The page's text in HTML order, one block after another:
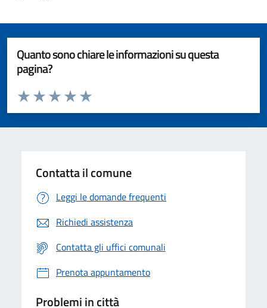
Quanto sono chiare le informazioni su questa
pagina?
Valuta da 1 a 5 stelle la pagina
Valuta 5 stelle su 5
Valuta 4 stelle su 5
Valuta 3 stelle su 5
Valuta 2 stelle su 5
Valuta 1 stelle su 5
Contatta il comune
Leggi le domande frequenti
Richiedi assistenza
Contatta gli uffici comunali
Prenota appuntamento
Problemi in città